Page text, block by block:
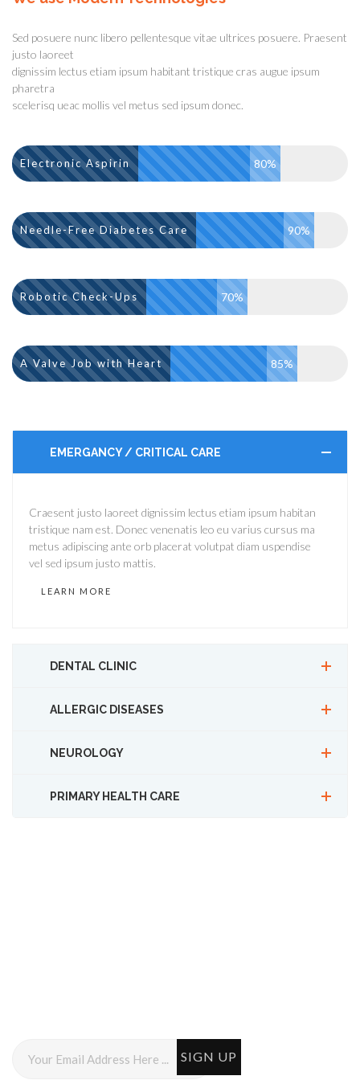
Sed posuere nunc libero pellentesque vitae ultrices posuere. Praesent
justo laoreet
dignissim lectus etiam ipsum habitant tristique cras augue ipsum
pharetra
scelerisq ueac mollis vel metus sed ipsum donec.
Electronic Aspirin 80%
Needle-Free Diabetes Care 90%
Robotic Check-Ups 70%
A Valve Job with Heart 85%
EMERGANCY / CRITICAL CARE
Craesent justo laoreet dignissim lectus etiam ipsum habitan
tristique nam est. Donec venenatis leo eu varius cursus ma
metus adipiscing ante orb placerat volutpat diam uspendise
vel sed ipsum justo mattis.
LEARN MORE
DENTAL CLINIC
ALLERGIC DISEASES
NEUROLOGY
PRIMARY HEALTH CARE
Your Email Address Here ... SIGN UP